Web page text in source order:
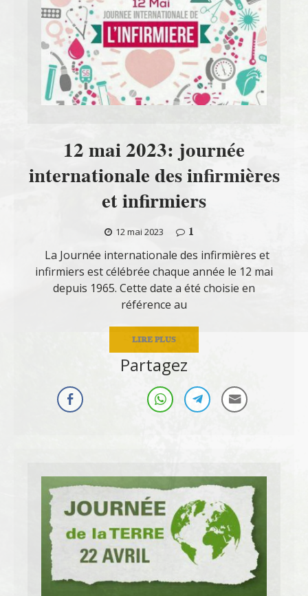
12 mai 2023: journée
internationale des infirmières
et infirmiers
12 mai 2023
1
La Journée internationale des infirmières et
infirmiers est célébrée chaque année le 12 mai
depuis 1965. Cette date a été choisie en
référence au
LIRE PLUS
Partagez